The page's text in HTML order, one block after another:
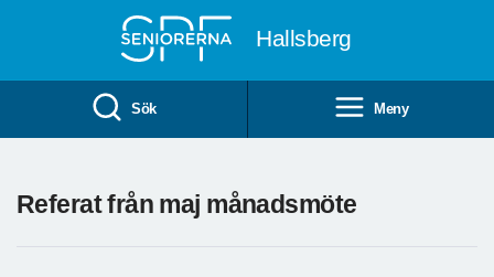
Hallsberg
Sök Meny
Referat från maj månadsmöte